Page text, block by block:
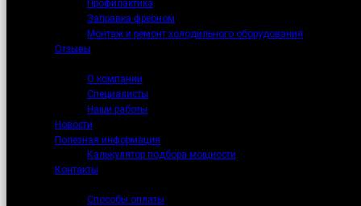
Профилактика
Заправка фреоном
Монтаж и ремонт холодильного оборудования
Отзывы
О компании
Специалисты
Наши работы
Новости
Полезная информация
Калькулятор подбора мощности
Контакты
Способы оплаты